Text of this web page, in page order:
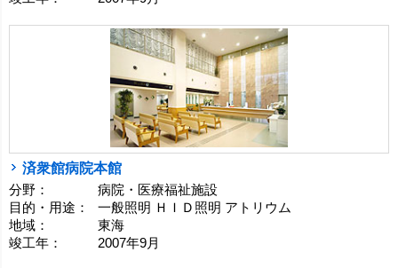
済衆館病院本館
分野：
病院・医療福祉施設
目的・用途：
一般照明 ＨＩＤ照明 アトリウム
地域：
東海
竣工年：
2007年9月